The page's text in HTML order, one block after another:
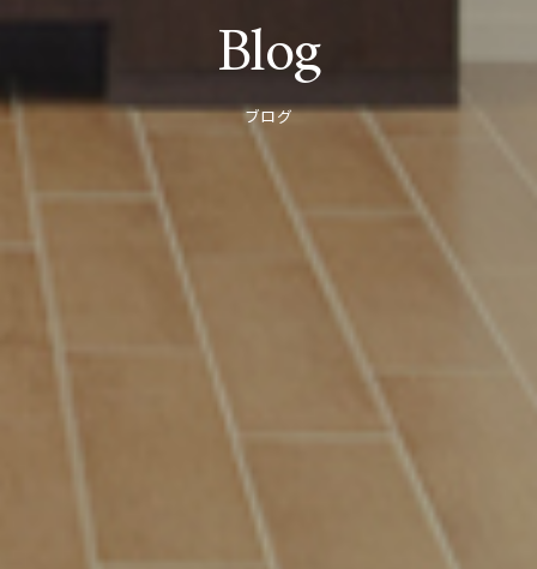
Blog
ブログ